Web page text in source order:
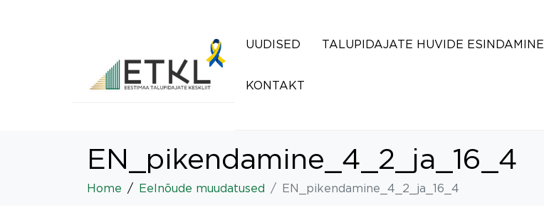
UUDISED TALUPIDAJATE HUVIDE ESINDAMINE
KONTAKT
EN_pikendamine_4_2_ja_16_4
Home Eelnõude muudatused EN_pikendamine_4_2_ja_16_4